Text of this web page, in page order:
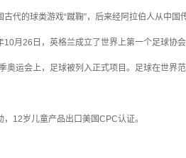
代的球类游戏“蹴鞠”，后来经阿拉伯人从中
10月26日，英格兰成立了世界上第一个足球
运会上，足球被列入正式项目。足球在世界
12岁儿童产品出口美国CPC认证。